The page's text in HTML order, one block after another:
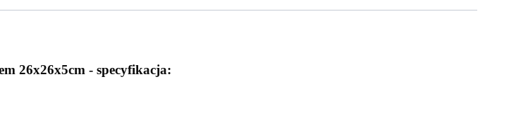
26x26x5cm - specyfikacja: